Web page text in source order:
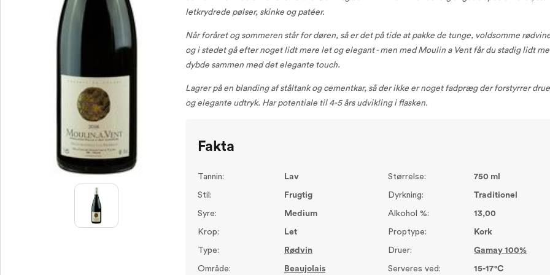
letkrydrede pølser, skinke og patéer.
Når foråret og sommeren står for døren, så er det på tide at pakke de tunge, voldsomme
og i stedet gå efter noget lidt mere let og elegant - men med Moulin a Vent får du stadig lidt
dybde sammen med det elegante touch.
Lagrer på en blanding af ståltank og cementkar, så der ikke er noget fadpræg der forstyrrer
og elegante udtryk. Har potentiale til 4-5 års udvikling i flasken.
Fakta
Tannin: Lav
Stil: Frugtig
Syre: Medium
Krop: Let
Type: Rødvin
Område: Beaujolais
Størrelse: 750 ml
Dyrkning: Traditionel
Alkohol %: 13,00
Proptype: Kork
Druer: Gamay 100%
Serveres ved: 15-17°C